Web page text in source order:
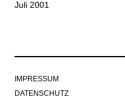
Juli 2001
IMPRESSUM
DATENSCHUTZ